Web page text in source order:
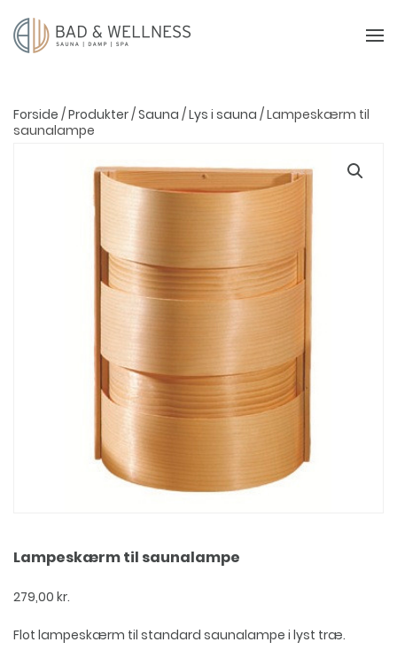
Forside /Produkter/Sauna /Lys i sauna / Lampeskærm til
saunalampe
Lampeskærm til saunalampe
279,00 kr.
Flot lampeskærm til standard saunalampe i lyst træ.